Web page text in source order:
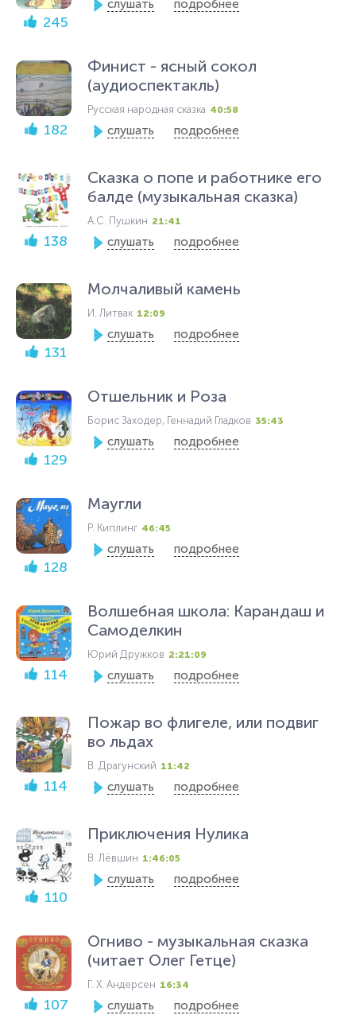
245
слушать подробнее
182
Финист - ясный сокол
(аудиоспектакль)
Русская народная сказка 40:58
слушать подробнее
138
Сказка о попе и работнике его
балде (музыкальная сказка)
А.С. Пушкин 21:41
слушать подробнее
131
Молчаливый камень
И. Литвак 12:09
слушать подробнее
129
Отшельник и Роза
Борис Заходер, Геннадий Гладков 35:43
слушать подробнее
128
Маугли
Р. Киплинг 46:45
слушать подробнее
114
Волшебная школа: Карандаш и
Самоделкин
Юрий Дружков 2:21:09
слушать подробнее
114
Пожар во флигеле, или подвиг
во льдах
В. Драгунский 11:42
слушать подробнее
110
Приключения Нулика
В. Лёвшин 1:46:05
слушать подробнее
107
Огниво - музыкальная сказка
(читает Олег Гетце)
Г. Х. Андерсен 16:34
слушать подробнее